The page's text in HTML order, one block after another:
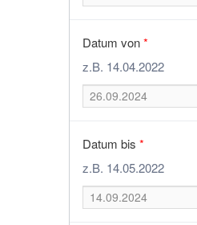
Datum von*
z.B. 14.04.2022
Datum bis *
z.B. 14.05.2022